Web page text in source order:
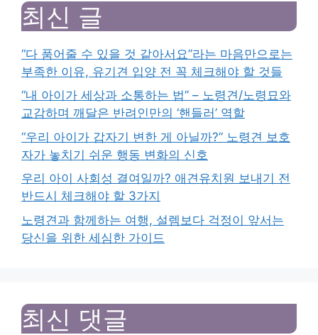
최신 글
“다 품어줄 수 있을 것 같아서요”라는 마음만으로는
부족한 이유, 유기견 입양 전 꼭 체크해야 할 것들
“내 아이가 세상과 소통하는 법” – 노령견/노령묘와
교감하며 깨달은 반려인만의 ‘핸들러’ 역할
“우리 아이가 갑자기 변한 게 아닐까?” 노령견 보호
자가 놓치기 쉬운 행동 변화의 신호
우리 아이 사회성 결여일까? 애견유치원 보내기 전
반드시 체크해야 할 3가지
노령견과 함께하는 여행, 설렘보다 걱정이 앞서는
당신을 위한 세심한 가이드
최신 댓글